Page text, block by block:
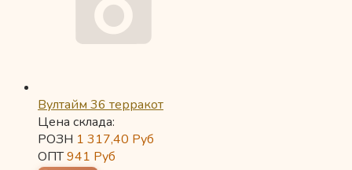
Вултайм 36 терракот
Цена склада:
РОЗН 1 317,40 Руб
ОПТ941 Руб